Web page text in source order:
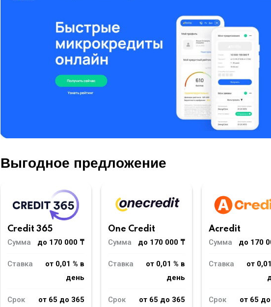
Выгодное предложение
Credit 365
Сумма
до 170 000 ₸
Ставка
от 0,01 % в
день
Срок
от 65 до 365
One Credit
Сумма
до 170 000 ₸
Ставка
от 0,01 % в
день
Срок
от 65 до 365
Acredit
Сумма
до 170
Ставка
от
Срок
от 65